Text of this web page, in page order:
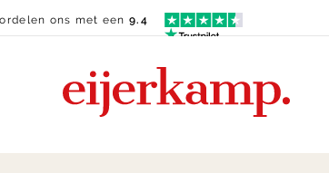
ons met een9.4